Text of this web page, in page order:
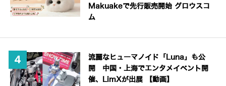
Makuakeで先行販売開始 グロウスコ
ム
流麗なヒューマノイド「Luna」も公
開 中国・上海でエンタメイベント開
催、LimXが出展 【動画】